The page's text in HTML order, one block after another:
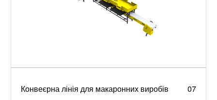
Конвеєрна лінія для макаронних виробів 07